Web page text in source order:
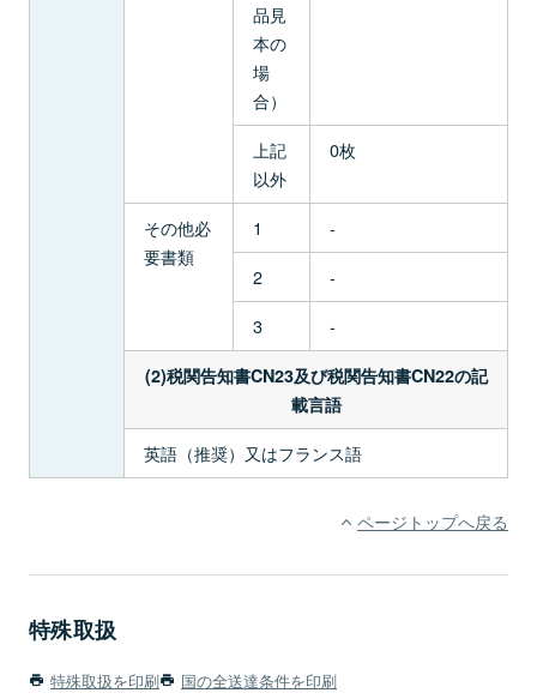
品見
本の
場
合）
上記
以外
0枚
その他必
要書類
1
-
2
-
3
-
(2)税関告知書CN23及び税関告知書CN22の記
載言語
英語（推奨）又はフランス語
ページトップへ戻る
特殊取扱
特殊取扱を印刷 国の全送達条件を印刷